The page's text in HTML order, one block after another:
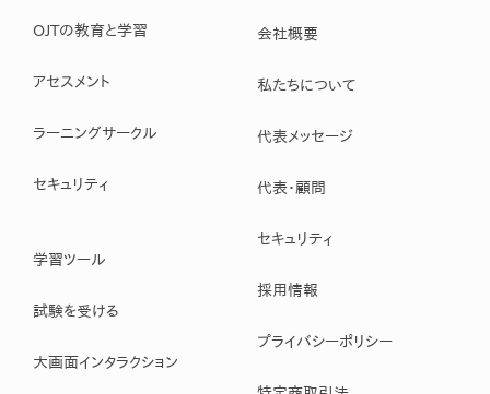
OJTの教育と学習
アセスメント
ラーニングサークル
セキュリティ
学習ツール
試験を受ける
大画面インタラクション
会社概要
私たちについて
代表メッセージ
代表・顧問
セキュリティ
採用情報
プライバシーポリシー